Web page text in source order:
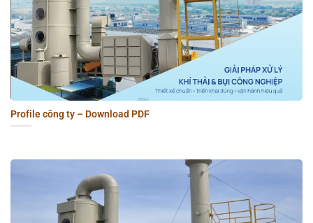
Profile công ty – Download PDF